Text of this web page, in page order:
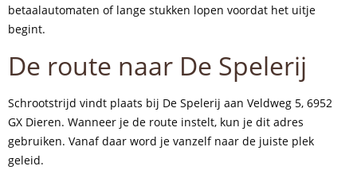
betaalautomaten of lange stukken lopen voordat het uitje
begint.
De route naar De Spelerij
Schrootstrijd vindt plaats bij De Spelerij aan Veldweg 5, 6952
GX Dieren. Wanneer je de route instelt, kun je dit adres
gebruiken. Vanaf daar word je vanzelf naar de juiste plek
geleid.